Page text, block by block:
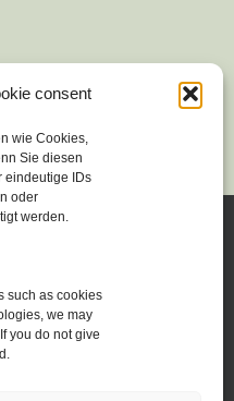
consent
wie Cookies,
Sie diesen
eindeutige IDs
oder
werden.
such as cookies
we may
you do not give
Richtlinie (EU)